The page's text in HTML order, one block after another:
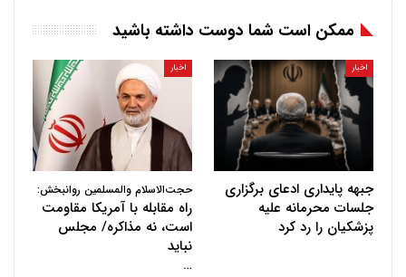
ممکن است شما دوست داشته باشید
اخبار
جبهه پایداری ادعای برگزاری
جلسات محرمانه علیه
پزشکیان را رد کرد
اخبار
حجت‌الاسلام والمسلمین روانبخش:
راه مقابله با آمریکا مقاومت
است، نه مذاکره/ مجلس
نباید
…